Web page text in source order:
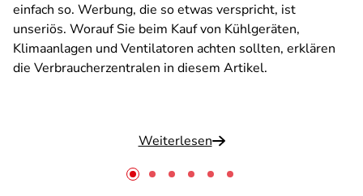
einfach so. Werbung, die so etwas verspricht, ist
unseriös. Worauf Sie beim Kauf von Kühlgeräten,
Klimaanlagen und Ventilatoren achten sollten, erklären
die Verbraucherzentralen in diesem Artikel.
Weiterlesen